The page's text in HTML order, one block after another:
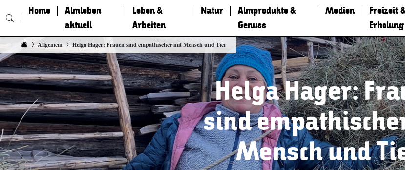
Zum Inhalt springen
Home
Almleben
aktuell
Leben &
Arbeiten
Natur
Almprodukte &
Genuss
Medien
Freizeit
Erholung
Allgemein Helga Hager: Frauen sind empathischer mit Mensch und Tier
Helga Hager:
sind
Mensch und